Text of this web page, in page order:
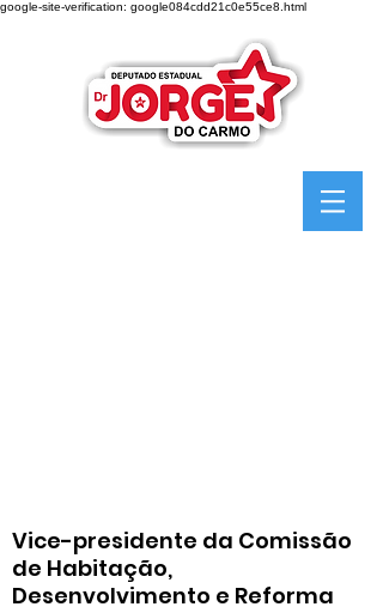
google-site-verification: google084cdd21c0e55ce8.html
Vice-presidente da Comissão
de Habitação,
Desenvolvimento e Reforma